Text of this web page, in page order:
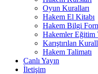
Oyun Kuralları
Hakem El Kitabı
Hakem Bilgi
Hakemler Eğitim
Karıştırılan
Hakem Talimatı
Canlı Yayın
İletişim